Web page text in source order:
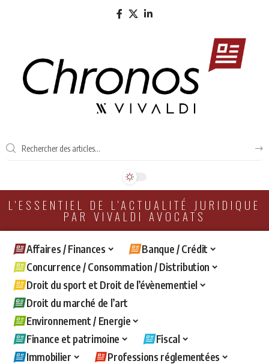
L'ESSENTIEL DE L'ACTUALITÉ JURIDIQUE
PAR VIVALDI AVOCATS
Affaires / Finances
Banque / Crédit
Concurrence / Consommation / Distribution
Droit du sport et Droit de l’évènementiel
Droit du marché de l’art
Environnement / Energie
Finance et patrimoine
Fiscal
Immobilier
Professions réglementées